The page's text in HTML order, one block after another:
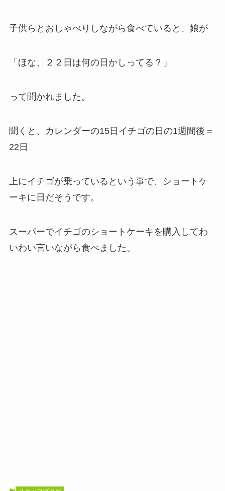
子供らとおしゃべりしながら食べていると、娘が
「ほな、２２日は何の日かしってる？」
って聞かれました。
聞くと、カレンダーの15日イチゴの日の1週間後＝
22日
上にイチゴが乗っているという事で、ショートケ
ーキに日だそうです。
スーパーでイチゴのショートケーキを購入してわ
いわい言いながら食べました。